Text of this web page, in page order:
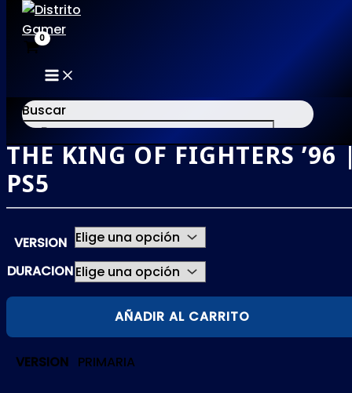
al
contenido
MAIN
MENU
Buscar
×
THE KING OF FIGHTERS ’96
PS5
VERSION
DURACION
THE
FIGHTERS
AÑADIR AL CARRITO
VERSION PRIMARIA